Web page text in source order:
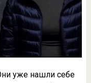
уже нашли себе